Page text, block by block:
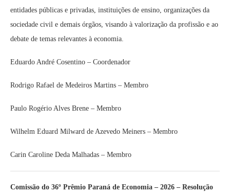
entidades públicas e privadas, instituições de ensino, organizações da
sociedade civil e demais órgãos, visando à valorização da profissão e ao
debate de temas relevantes à economia.
Eduardo André Cosentino – Coordenador
Rodrigo Rafael de Medeiros Martins – Membro
Paulo Rogério Alves Brene – Membro
Wilhelm Eduard Milward de Azevedo Meiners – Membro
Carin Caroline Deda Malhadas – Membro
Comissão do 36º Prêmio Paraná de Economia – 2026 – Resolução